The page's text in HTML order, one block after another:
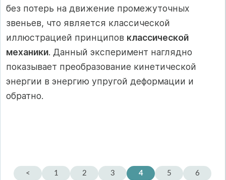
без потерь на движение промежуточных
звеньев, что является классической
иллюстрацией принципов классической
механики. Данный эксперимент наглядно
показывает преобразование кинетической
энергии в энергию упругой деформации и
обратно.
< 1 2 3 4 5
6